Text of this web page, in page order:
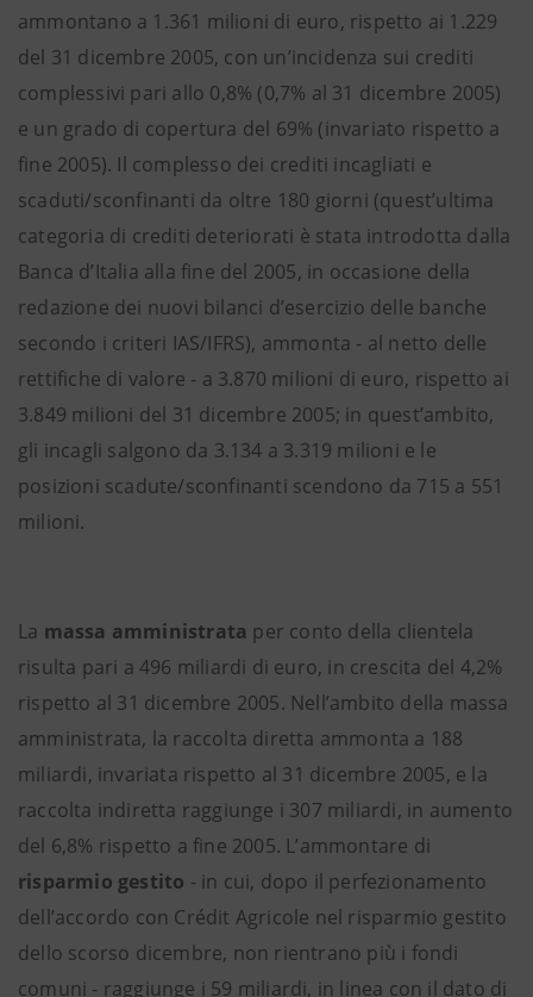
ammontano a 1.361 milioni di euro, rispetto ai 1.229
del 31 dicembre 2005, con un’incidenza sui crediti
complessivi pari allo 0,8% (0,7% al 31 dicembre 2005)
e un grado di copertura del 69% (invariato rispetto a
fine 2005). Il complesso dei crediti incagliati e
scaduti/sconfinanti da oltre 180 giorni (quest’ultima
categoria di crediti deteriorati è stata introdotta dalla
Banca d’Italia alla fine del 2005, in occasione della
redazione dei nuovi bilanci d’esercizio delle banche
secondo i criteri IAS/IFRS), ammonta - al netto delle
rettifiche di valore - a 3.870 milioni di euro, rispetto ai
3.849 milioni del 31 dicembre 2005; in quest’ambito,
gli incagli salgono da 3.134 a 3.319 milioni e le
posizioni scadute/sconfinanti scendono da 715 a 551
milioni.
La massa amministrata per conto della clientela
risulta pari a 496 miliardi di euro, in crescita del 4,2%
rispetto al 31 dicembre 2005. Nell’ambito della massa
amministrata, la raccolta diretta ammonta a 188
miliardi, invariata rispetto al 31 dicembre 2005, e la
raccolta indiretta raggiunge i 307 miliardi, in aumento
del 6,8% rispetto a fine 2005. L’ammontare di
risparmio gestito - in cui, dopo il perfezionamento
dell’accordo con Crédit Agricole nel risparmio gestito
dello scorso dicembre, non rientrano più i fondi
comuni - raggiunge i 59 miliardi, in linea con il dato di